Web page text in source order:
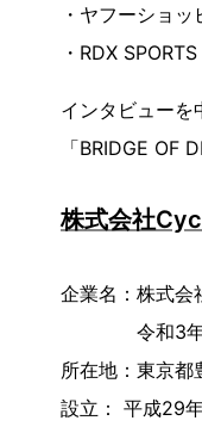
・ヤフーショッ
・RDX
インタビューを
「BRIDGE OF
株式会社
企業名：株式会
令和3年3月
所在地：東京
設立： 平成29